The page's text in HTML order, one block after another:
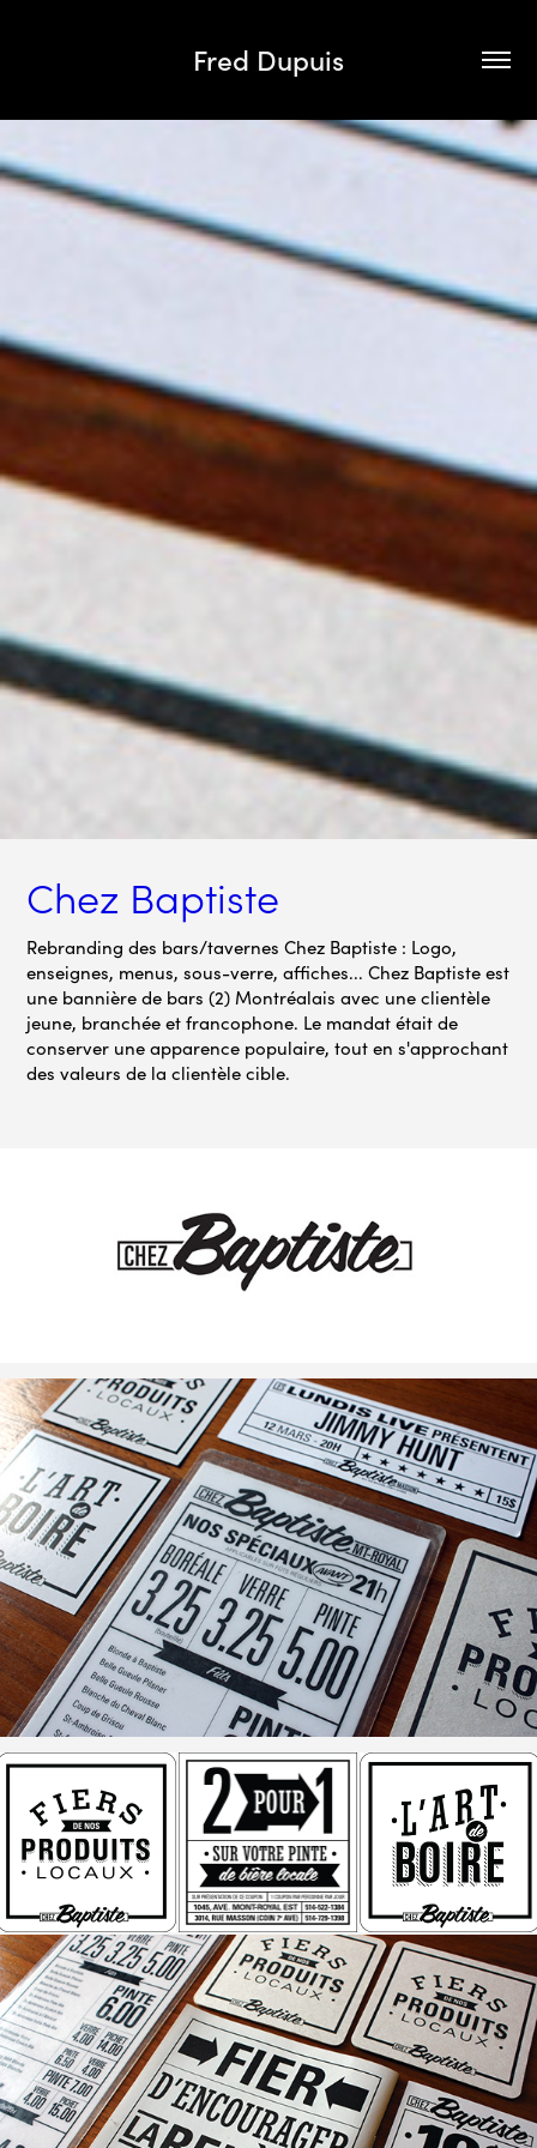
Fred Dupuis
Chez Baptiste
Rebranding des bars/tavernes Chez Baptiste : Logo,
enseignes, menus, sous-verre, affiches... Chez Baptiste est
une bannière de bars (2) Montréalais avec une clientèle
jeune, branchée et francophone. Le mandat était de
conserver une apparence populaire, tout en s'approchant
des valeurs de la clientèle cible.